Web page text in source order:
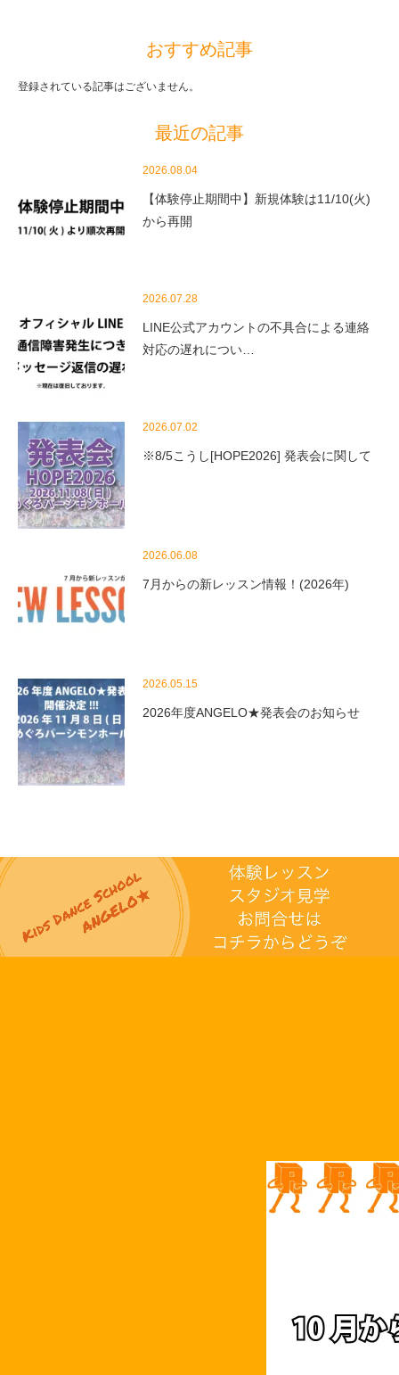
おすすめ記事
登録されている記事はございません。
最近の記事
2026.08.04
【体験停止期間中】新規体験は11/10(火)
から再開
2026.07.28
LINE公式アカウントの不具合による連絡
対応の遅れについ…
2026.07.02
※8/5こうし[HOPE2026] 発表会に関して
2026.06.08
7月からの新レッスン情報！(2026年)
2026.05.15
2026年度ANGELO★発表会のお知らせ